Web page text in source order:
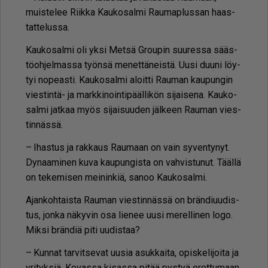
muis­te­lee Riik­ka Kau­ko­sal­mi Rau­map­lus­san haas­
tat­te­lus­sa.
Kau­ko­sal­mi oli yk­si Met­sä Grou­pin suu­res­sa sääs­
tö­oh­jel­mas­sa työn­sä me­net­tä­neis­tä. Uu­si duu­ni löy­
tyi no­pe­as­ti. Kau­ko­sal­mi aloit­ti Rau­man kau­pun­gin
vies­tin­tä- ja mark­ki­noin­ti­pääl­li­kön si­jai­se­na. Kau­ko­
sal­mi jat­kaa myös si­jai­suu­den jäl­keen Rau­man vies­
tin­näs­sä.
– Ihas­tus ja rak­kaus Rau­maan on vain sy­ven­ty­nyt.
Dy­naa­mi­nen kuva kau­pun­gis­ta on vah­vis­tu­nut. Tääl­lä
on te­ke­mi­sen mei­nin­kiä, sa­noo Kau­ko­sal­mi.
Ajan­koh­tais­ta Rau­man vies­tin­näs­sä on brän­diu­u­dis­
tus, jon­ka nä­ky­vin osa lie­nee uu­si me­rel­li­nen logo.
Mik­si brän­diä piti uu­dis­taa?
– Kun­nat tar­vit­se­vat uu­sia asuk­kai­ta, opis­ke­li­joi­ta ja